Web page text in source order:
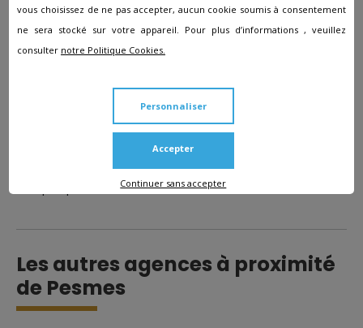
Vous pouvez facilement entrer en contact avec des
sociétés de pompes funèbres à Pesmes grâce à notre
annuaire Comitam. Nous vous renseignons sur chacune des
solution financière la plus adaptée. Ce site a été pensé
pour vous faire mieux connaître les formalités funéraires et
choisir un partenaire qui vous convient, à la fois sur l'aspect
éthique que financier.
Les autres agences à proximité
de Pesmes
vous choisissez de ne pas accepter, aucun cookie soumis à consentement
ne sera stocké sur votre appareil. Pour plus d’informations , veuillez
consulter notre Politique Cookies.
Continuer sans accepter
Personnaliser
Accepter